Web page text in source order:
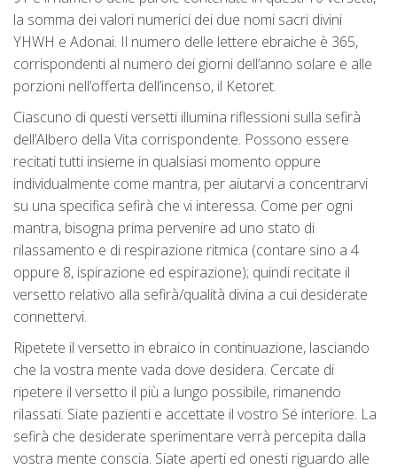
la somma dei valori numerici dei due nomi sacri divini
YHWH e Adonai. Il numero delle lettere ebraiche è 365,
corrispondenti al numero dei giorni dell’anno solare e alle
porzioni nell’offerta dell’incenso, il Ketoret.
Ciascuno di questi versetti illumina riflessioni sulla sefirà
dell’Albero della Vita corrispondente. Possono essere
recitati tutti insieme in qualsiasi momento oppure
individualmente come mantra, per aiutarvi a concentrarvi
su una specifica sefirà che vi interessa. Come per ogni
mantra, bisogna prima pervenire ad uno stato di
rilassamento e di respirazione ritmica (contare sino a 4
oppure 8, ispirazione ed espirazione); quindi recitate il
versetto relativo alla sefirà/qualità divina a cui desiderate
connettervi.
Ripetete il versetto in ebraico in continuazione, lasciando
che la vostra mente vada dove desidera. Cercate di
ripetere il versetto il più a lungo possibile, rimanendo
rilassati. Siate pazienti e accettate il vostro Sé interiore. La
sefirà che desiderate sperimentare verrà percepita dalla
vostra mente conscia. Siate aperti ed onesti riguardo alle